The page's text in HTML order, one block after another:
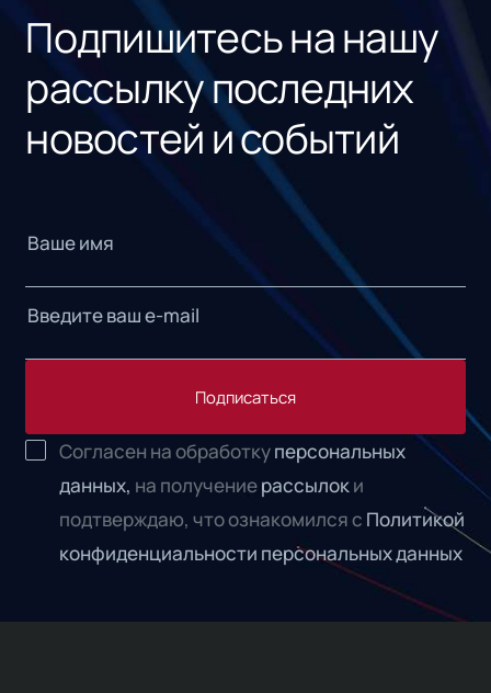
Подпишитесь на нашу
рассылку последних
новостей и событий
Подписаться
Согласен на обработкуперсональных
данных, на получениерассылоки
подтверждаю, что ознакомился с Политикой
конфиденциальности персональных данных